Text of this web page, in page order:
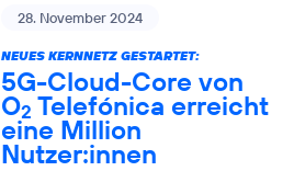
28. November 2024
NEUES KERNNETZ GESTARTET:
5G-Cloud-Core von
O2 Telefónica erreicht
eine Million
Nutzer:innen